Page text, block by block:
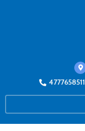
4777658511